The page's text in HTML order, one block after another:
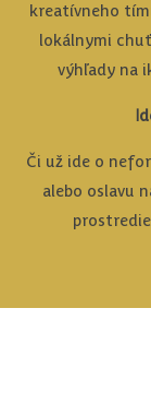
kreatívneho
lokálnymi
výhľady na
Či už ide o
alebo oslavu